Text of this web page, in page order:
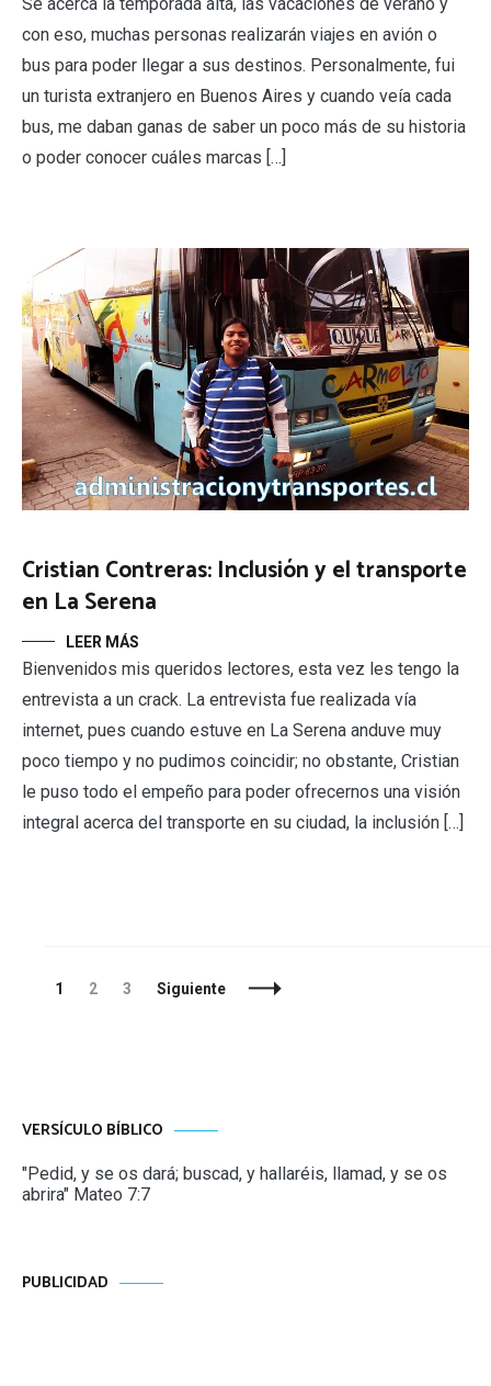
con eso, muchas personas realizarán viajes en avión o
bus para poder llegar a sus destinos. Personalmente, fui
un turista extranjero en Buenos Aires y cuando veía cada
bus, me daban ganas de saber un poco más de su historia
o poder conocer cuáles marcas […]
Cristian Contreras: Inclusión y el transporte
en La Serena
LEER MÁS
Bienvenidos mis queridos lectores, esta vez les tengo la
entrevista a un crack. La entrevista fue realizada vía
internet, pues cuando estuve en La Serena anduve muy
poco tiempo y no pudimos coincidir; no obstante, Cristian
le puso todo el empeño para poder ofrecernos una visión
integral acerca del transporte en su ciudad, la inclusión […]
Navegación
Página
1 Página
2 Página
3 Siguiente
VERSÍCULO BÍBLICO
"Pedid, y se os dará; buscad, y hallaréis, llamad, y se os
abrira" Mateo 7:7
PUBLICIDAD